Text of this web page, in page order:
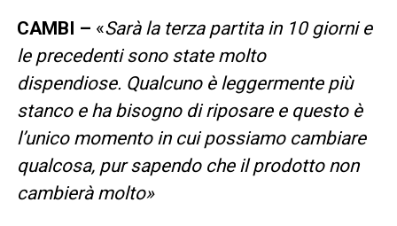
CAMBI – «Sarà la terza partita in 10 giorni e
le precedenti sono state molto
dispendiose. Qualcuno è leggermente più
stanco e ha bisogno di riposare e questo è
l’unico momento in cui possiamo cambiare
qualcosa, pur sapendo che il prodotto non
cambierà molto»